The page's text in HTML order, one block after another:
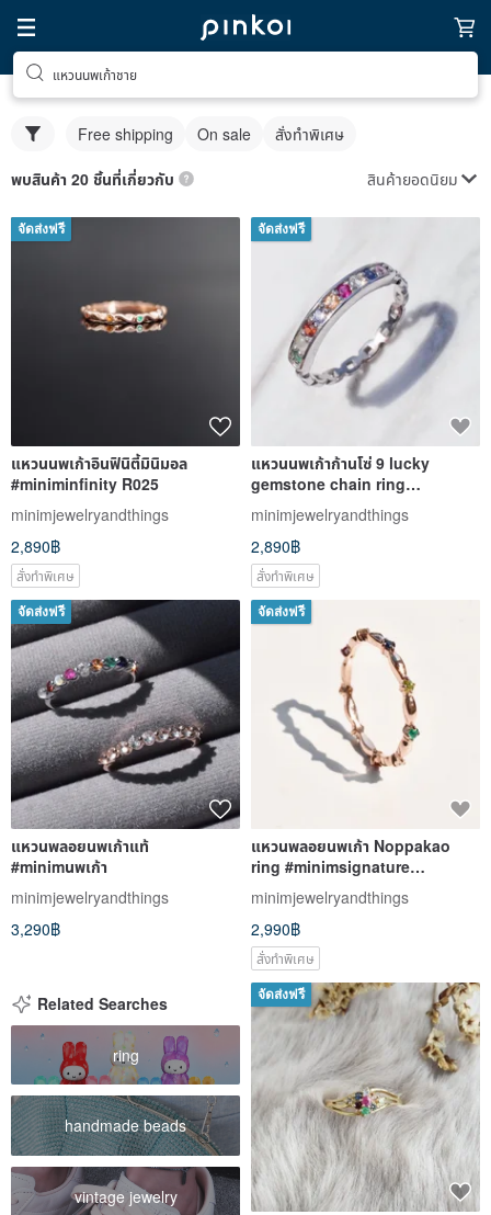
แหวนนพเก้าชาย
Free shipping On sale สั่งทำพิเศษ
พบสินค้า 20 ชิ้นที่เกี่ยวกับ สินค้ายอดนิยม
จัดส่งฟรี
แหวนนพเก้าอินฟินิตี้มินิมอล
#miniminfinity R025
minimjewelryandthings
2,890฿
สั่งทำพิเศษ
จัดส่งฟรี
แหวนนพเก้าก้านโซ่ 9 lucky
gemstone chain ring
#minim9luckygems
#minimring R138
minimjewelryandthings
2,890฿
สั่งทำพิเศษ
จัดส่งฟรี
แหวนพลอยนพเก้าแท้
#minimนพเก้า
minimjewelryandthings
3,290฿
จัดส่งฟรี
แหวนพลอยนพเก้า Noppakao
ring #minimsignature
#minimนพเก้า R242
minimjewelryandthings
2,990฿
สั่งทำพิเศษ
Related Searches
ring
handmade beads
vintage jewelry
จัดส่งฟรี